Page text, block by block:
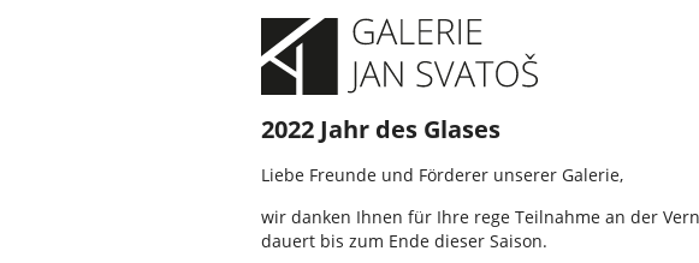
2022 Jahr des Glases
Liebe Freunde und Förderer unserer Galerie,
wir danken Ihnen für Ihre rege Teilnahme an der
dauert bis zum Ende dieser Saison.